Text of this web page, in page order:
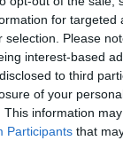
for targeted
selection. Please
interest-based
to third
of your
This information
Participants that
részén több
még